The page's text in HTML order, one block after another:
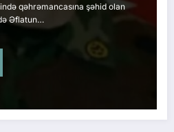
qəhrəmancasına şəhid olan
Əflatun…